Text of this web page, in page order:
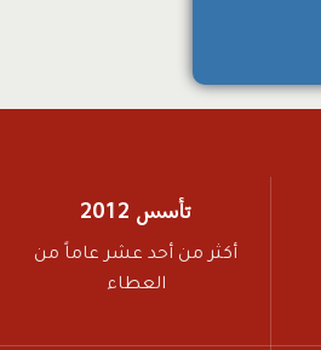
تأسس 2012
أكثر من أحد عشر عاماً من
العطاء